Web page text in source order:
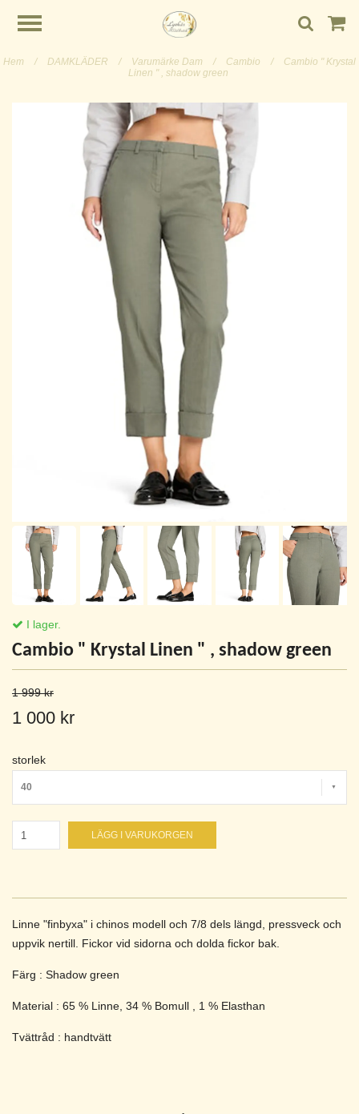
Hem / DAMKLÄDER / Varumärke Dam / Cambio /
Cambio " Krystal
Linen " , shadow green
I lager.
Cambio " Krystal Linen " , shadow green
1 999 kr
1 000 kr
storlek
40
LÄGG I VARUKORGEN
Linne "finbyxa" i chinos modell och 7/8 dels längd, pressveck och
uppvik nertill. Fickor vid sidorna och dolda fickor bak.
Färg : Shadow green
Material : 65 % Linne, 34 % Bomull , 1 % Elasthan
Tvättråd : handtvätt